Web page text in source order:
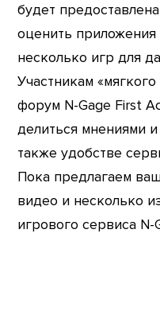
будет
оценить приложения
несколько игр для
Участникам
форум N-Gage First
делиться мнениями
также удобстве
Пока предлагаем
видео и несколько
игрового сервиса N-